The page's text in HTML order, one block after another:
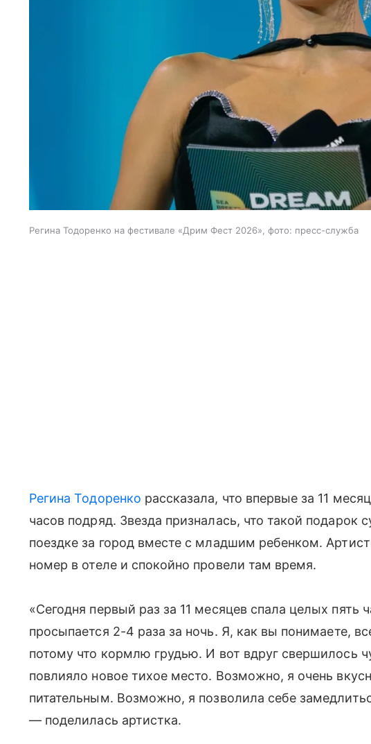
Регина Тодоренко на фестивале «Дрим Фест 2026», фото: пресс-служба
Регина Тодоренко рассказала, что впервые за 11
часов подряд. Звезда призналась, что такой подарок
поездке за город вместе с младшим ребенком.
номер в отеле и спокойно провели там время.
«Сегодня первый раз за 11 месяцев спала целых
просыпается 2-4 раза за ночь. Я, как вы понимаете,
потому что кормлю грудью. И вот вдруг свершилось
повлияло новое тихое место. Возможно, я очень
питательным. Возможно, я позволила себе
— поделилась артистка.